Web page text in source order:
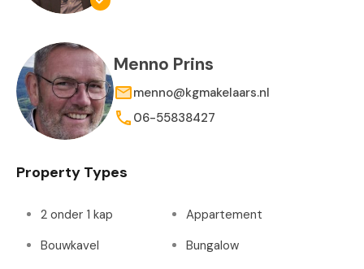
Menno Prins
menno@kgmakelaars.nl
06-55838427
Property Types
2 onder 1 kap
Appartement
Bouwkavel
Bungalow